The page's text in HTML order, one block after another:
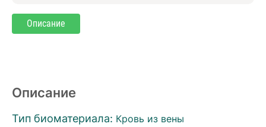
Описание
Описание
Тип биоматериала: Кровь из вены